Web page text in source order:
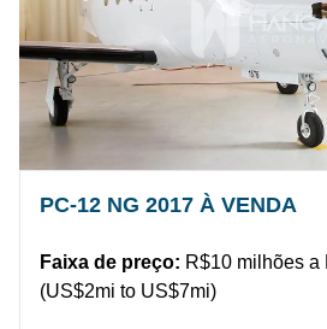
PC-12 NG 2017 À VENDA
Faixa de preço: R$10 milhões a
(US$2mi to US$7mi)